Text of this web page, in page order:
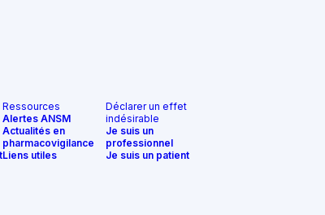
Ressources
Alertes ANSM
Actualités en
pharmacovigilance
Liens utiles
Déclarer un effet
indésirable
Je suis un
professionnel
Je suis un patient